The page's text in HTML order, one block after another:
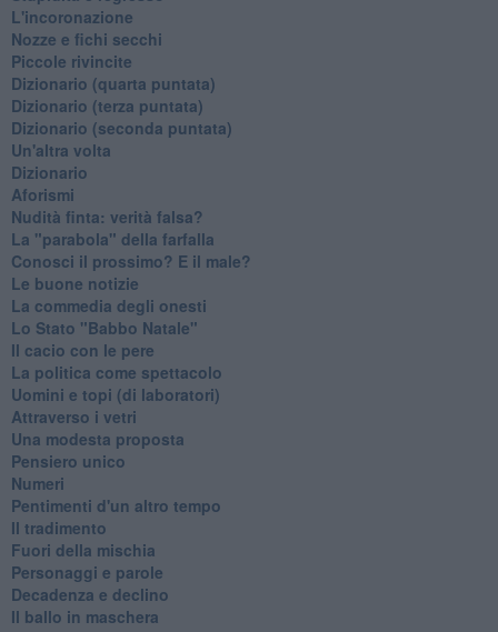
L'incoronazione
Nozze e fichi secchi
Piccole rivincite
​Dizionario (quarta puntata)
​Dizionario (terza puntata)
​Dizionario (seconda puntata)
Un'altra volta
Dizionario
Aforismi
Nudità finta: verità falsa?
La "parabola" della farfalla
Conosci il prossimo? E il male?
Le buone notizie
La commedia degli onesti
Lo Stato "Babbo Natale"
Il cacio con le pere
La politica come spettacolo
Uomini e topi (di laboratori)
Attraverso i vetri
Una modesta proposta
Pensiero unico
Numeri
Pentimenti d'un altro tempo
Il tradimento
Fuori della mischia
Personaggi e parole
Decadenza e declino
Il ballo in maschera